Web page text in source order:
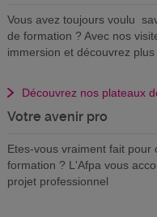
Vous avez toujours voulu
de formation ? Avec nos
immersion et découvrez
Découvrez nos plateaux
Votre avenir pro
Etes-vous vraiment fait pour
formation ? L'Afpa vous
projet professionnel